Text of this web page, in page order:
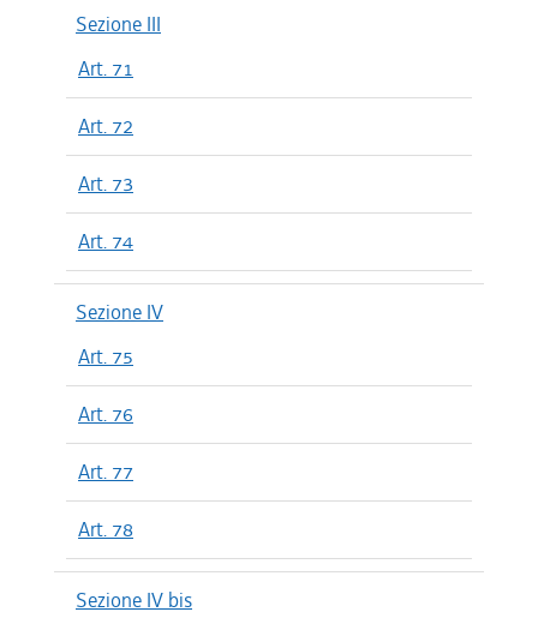
Sezione III
Art. 71
Art. 72
Art. 73
Art. 74
Sezione IV
Art. 75
Art. 76
Art. 77
Art. 78
Sezione IV bis